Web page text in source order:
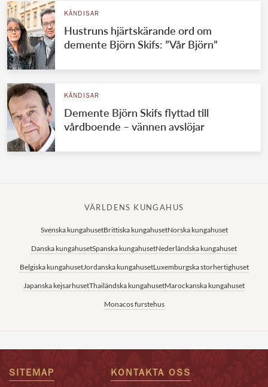
KÄNDISAR
Hustruns hjärtskärande ord om
demente Björn Skifs: ”Vår Björn”
KÄNDISAR
Demente Björn Skifs flyttad till
vårdboende – vännen avslöjar
VÄRLDENS KUNGAHUS
Svenska kungahusetBrittiska kungahusetNorska kungahuset
Danska kungahusetSpanska kungahusetNederländska kungahuset
Belgiska kungahusetJordanska kungahusetLuxemburgska storhertighuset
Japanska kejsarhusetThailändska kungahusetMarockanska kungahuset
Monacos furstehus
SITEMAP KONTAKTA OSS